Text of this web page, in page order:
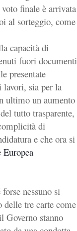
finale è arrivata
al sorteggio, come
capacità di
fuori documenti
presentate
sia per la
ultimo un aumento
tutto trasparente,
di
e che ora si
nessuno si
delle tre carte come
Governo stanno